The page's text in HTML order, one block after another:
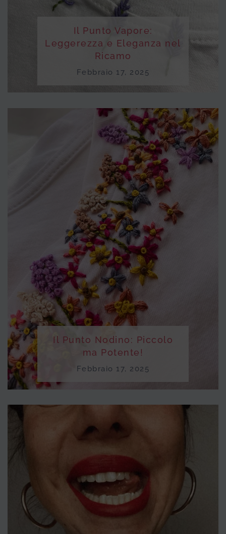
Il Punto Vapore:
Leggerezza e Eleganza nel
Ricamo
Febbraio 17, 2025
Il Punto Nodino: Piccolo
ma Potente!
Febbraio 17, 2025